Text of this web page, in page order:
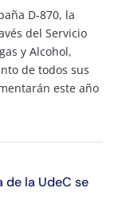
D-870, la
del Servicio
y Alcohol,
de todos sus
este año
la UdeC se